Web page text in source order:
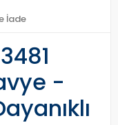
İade
-